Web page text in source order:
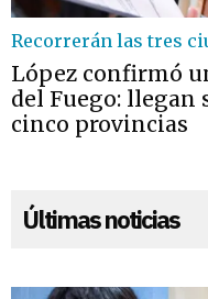
Recorrerán las tres
López confirmó
del Fuego: llegan
cinco provincias
Últimas noticias